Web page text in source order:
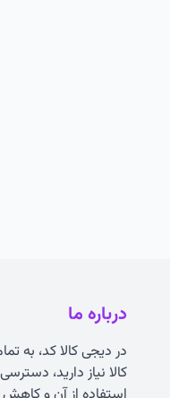
درباره ما
در دیجی کالا کد، به
کالا نیاز دارید،